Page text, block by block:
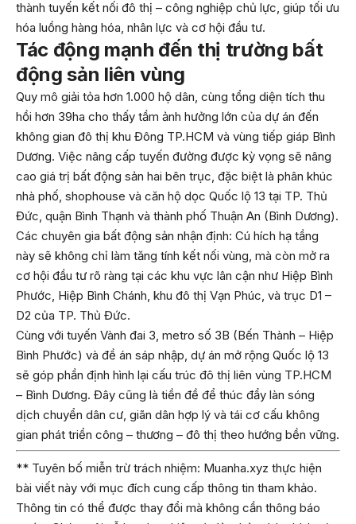
thành tuyến kết nối đô thị – công nghiệp chủ lực, giúp tối ưu
hóa luồng hàng hóa, nhân lực và cơ hội đầu tư.
Tác động mạnh đến thị trường bất
động sản liên vùng
Quy mô giải tỏa hơn 1.000 hộ dân, cùng tổng diện tích thu
hồi hơn 39ha cho thấy tầm ảnh hưởng lớn của dự án đến
không gian đô thị khu Đông TP.HCM và vùng tiếp giáp Bình
Dương. Việc nâng cấp tuyến đường được kỳ vọng sẽ nâng
cao giá trị bất động sản hai bên trục, đặc biệt là phân khúc
nhà phố, shophouse và căn hộ dọc Quốc lộ 13 tại TP. Thủ
Đức, quận Bình Thạnh và thành phố Thuận An (Bình Dương).
Các chuyên gia bất động sản nhận định: Cú hích hạ tầng
này sẽ không chỉ làm tăng tính kết nối vùng, mà còn mở ra
cơ hội đầu tư rõ ràng tại các khu vực lân cận như Hiệp Bình
Phước, Hiệp Bình Chánh, khu đô thị Vạn Phúc, và trục D1 –
D2 của TP. Thủ Đức.
Cùng với tuyến Vành đai 3, metro số 3B (Bến Thành – Hiệp
Bình Phước) và đề án sáp nhập, dự án mở rộng Quốc lộ 13
sẽ góp phần định hình lại cấu trúc đô thị liên vùng TP.HCM
– Bình Dương. Đây cũng là tiền đề để thúc đẩy làn sóng
dịch chuyển dân cư, giãn dân hợp lý và tái cơ cấu không
gian phát triển công – thương – đô thị theo hướng bền vững.
** Tuyên bố miễn trừ trách nhiệm: Muanha.xyz thực hiện
bài viết này với mục đích cung cấp thông tin tham khảo.
Thông tin có thể được thay đổi mà không cần thông báo